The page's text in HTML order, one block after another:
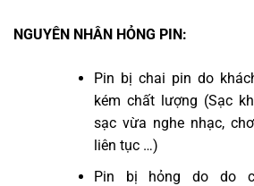
NGUYÊN NHÂN HỎNG PIN:
Pin bị chai pin do
kém chất lượng (Sạc
sạc vừa nghe nhạc,
liên tục …)
Pin bị hỏng do do